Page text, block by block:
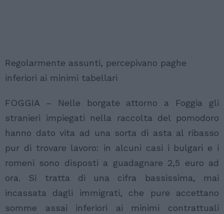
Regolarmente assunti, percepivano paghe
inferiori ai minimi tabellari
FOGGIA – Nelle borgate attorno a Foggia gli
stranieri impiegati nella raccolta del pomodoro
hanno dato vita ad una sorta di asta al ribasso
pur di trovare lavoro: in alcuni casi i bulgari e i
romeni sono disposti a guadagnare 2,5 euro ad
ora. Si tratta di una cifra bassissima, mai
incassata dagli immigrati, che pure accettano
somme assai inferiori ai minimi contrattuali